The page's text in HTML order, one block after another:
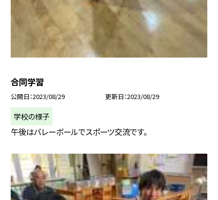
合同学習
公開日 2023/08/29 更新日 2023/08/29
学校の様子
午後はバレーボールでスポーツ交流です。